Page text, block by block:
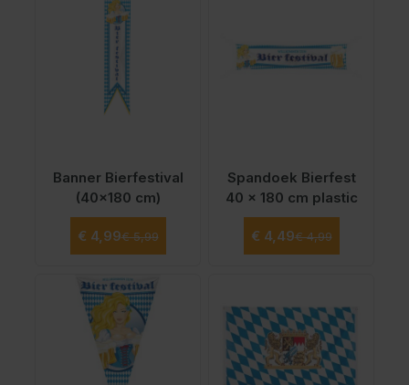
Banner Bierfestival
(40x180 cm)
Speciale prijs
€ 4,99Normale prijs
€ 5,99
Vanaf
€ 3,99
Spandoek Bierfest
40 x 180 cm plastic
Speciale prijs
€ 4,49Normale prijs
€ 4,99
Vanaf
€ 3,49